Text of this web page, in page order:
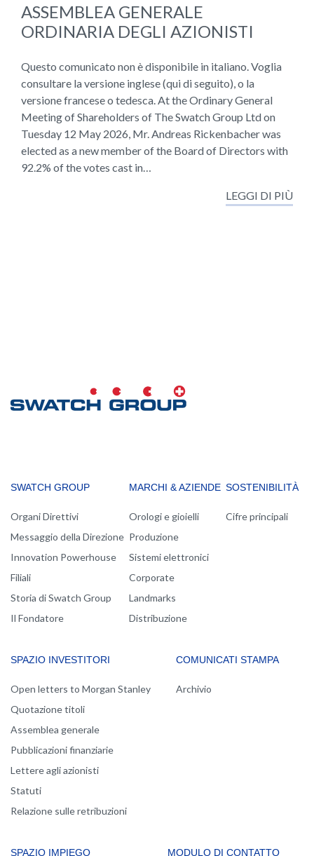
ASSEMBLEA GENERALE
ORDINARIA DEGLI AZIONISTI
Questo comunicato non è disponibile in italiano. Voglia
consultare la versione inglese (qui di seguito), o la
versione francese o tedesca. At the Ordinary General
Meeting of Shareholders of The Swatch Group Ltd on
Tuesday 12 May 2026, Mr. Andreas Rickenbacher was
elected as a new member of the Board of Directors with
92.2% of the votes cast in…
LEGGI DI PIÙ
MAIN
NAVIGATION
SWATCH GROUP
Organi Direttivi
Messaggio della Direzione
Innovation Powerhouse
Filiali
Storia di Swatch Group
Il Fondatore
MARCHI & AZIENDE
Orologi e gioielli
Produzione
Sistemi elettronici
Corporate
Landmarks
Distribuzione
SOSTENIBILITÀ
Cifre principali
SPAZIO INVESTITORI
Open letters to Morgan Stanley
Quotazione titoli
Assemblea generale
Pubblicazioni finanziarie
Lettere agli azionisti
Statuti
Relazione sulle retribuzioni
COMUNICATI STAMPA
Archivio
SPAZIO IMPIEGO MODULO DI CONTATTO